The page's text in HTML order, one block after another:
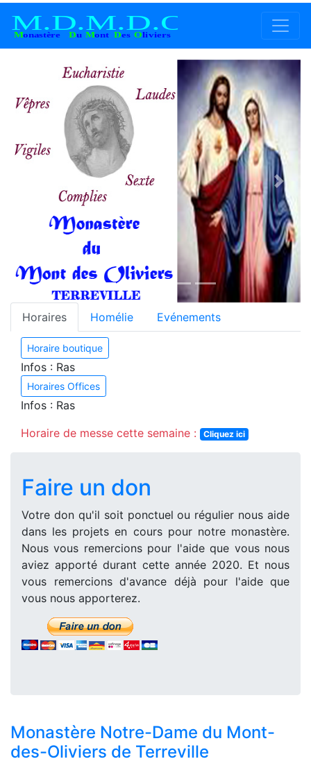
Previous Next
Horaires Homélie Evénements
Horaire boutique
Infos : Ras
Horaires Offices
Infos : Ras
Horaire de messe cette semaine :
Cliquez ici
Faire un don
Votre don qu'il soit ponctuel ou régulier nous aide
dans les projets en cours pour notre monastère.
Nous vous remercions pour l'aide que vous nous
aviez apporté durant cette année 2020. Et nous
vous remercions d'avance déjà pour l'aide que
vous nous apporterez.
Monastère Notre-Dame du Mont-
des-Oliviers de Terreville